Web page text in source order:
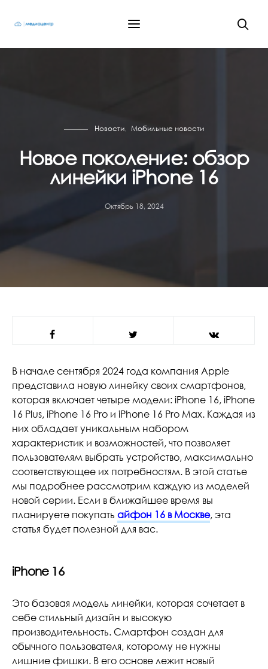
Новости Мобильные новости
Новое поколение: обзор
линейки iPhone 16
Октябрь 18, 2024
В начале сентября 2024 года компания Apple
представила новую линейку своих смартфонов,
которая включает четыре модели: iPhone 16, iPhone
16 Plus, iPhone 16 Pro и iPhone 16 Pro Max. Каждая из
них обладает уникальным набором
характеристик и возможностей, что позволяет
пользователям выбрать устройство, максимально
соответствующее их потребностям. В этой статье
мы подробнее рассмотрим каждую из моделей
новой серии. Если в ближайшее время вы
планируете покупать айфон 16 в Москве, эта
статья будет полезной для вас.
iPhone 16
Это базовая модель линейки, которая сочетает в
себе стильный дизайн и высокую
производительность. Смартфон создан для
обычного пользователя, которому не нужны
лишние фишки. В его основе лежит новый